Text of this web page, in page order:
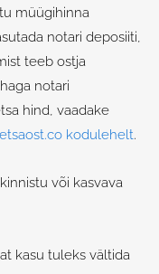
müügihinna
notari deposiiti,
teeb ostja
notari
hind, vaadake
kodulehelt.
või kasvava
kasu tuleks vältida